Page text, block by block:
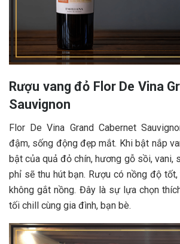
Rượu vang đỏ Flor De Vina
Sauvignon
Flor De Vina Grand Cabernet
đậm, sống động đẹp mắt. Khi bật nắp
bật của quả đỏ chín, hương gỗ sồi, vani,
phỉ sẽ thu hút bạn. Rượu có nồng độ tốt,
không gắt nồng. Đây là sự lựa chọn
tối chill cùng gia đình, bạn bè.